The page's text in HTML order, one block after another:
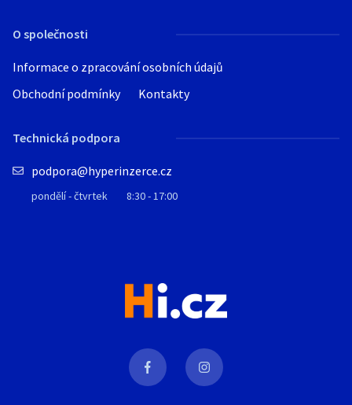
O společnosti
Informace o zpracování osobních údajů
Obchodní podmínky
Kontakty
Technická podpora
podpora@hyperinzerce.cz
pondělí - čtvrtek 8:30 - 17:00